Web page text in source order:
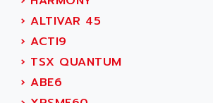
XBLC
2500M
2500
HARMONY XVBC
ACS600
ASCII
ASCO
ASCOM
ASCON
ASE ENERGY
› ALTIVAR 45
› ACTI9
› TSX QUANTUM
› ABE6